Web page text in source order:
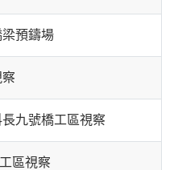
預鑄場
九號橋工區視察
區視察